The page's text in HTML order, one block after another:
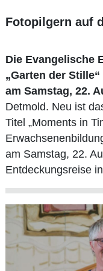
Fotopilgern auf
Die Evangelische
„Garten der
am Samstag, 22.
Detmold. Neu ist
Titel „Moments in
am Samstag, 22.
Entdeckungsreise